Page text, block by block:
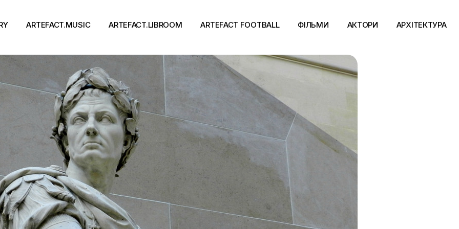
ARTEFACT.MUSIC
Альбоми
Концерти
ARTEFACT.LIBROOM
Книги
Письменники
Події
ARTEFACT FOOTBALL ФІЛЬМИ АКТОРИ АРХІТЕКТУРА